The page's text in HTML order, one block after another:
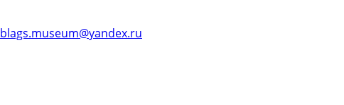
blags.museum@yandex.ru